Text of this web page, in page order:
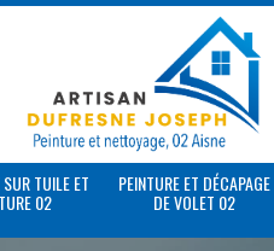
TUILE ET
02
PEINTURE ET DÉCAPAGE
DE VOLET 02